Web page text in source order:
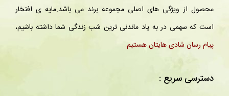
محصول از ویژگی های اصلی مجموعه برند می باشد.مایه ی افتخار
است که سهمی در به یاد ماندنی ترین شب زندگی شما داشته باشیم،
پیام رسان شادی هایتان هستیم.
دسترسی سریع :